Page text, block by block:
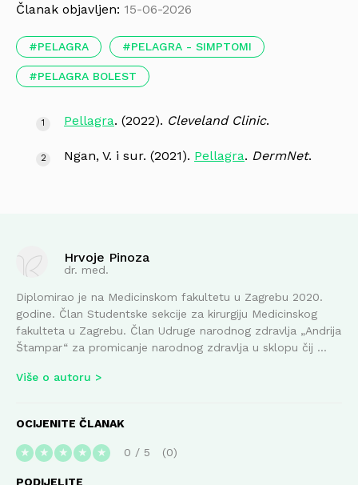
Članak objavljen: 15-06-2026
PELAGRA PELAGRA - SIMPTOMI
PELAGRA BOLEST
Pellagra. (2022). Cleveland Clinic.
Ngan, V. i sur. (2021). Pellagra. DermNet.
Hrvoje Pinoza
dr. med.
Diplomirao je na Medicinskom fakultetu u Zagrebu 2020.
godine. Član Studentske sekcije za kirurgiju Medicinskog
fakulteta u Zagrebu. Član Udruge narodnog zdravlja „Andrija
Štampar“ za promicanje narodnog zdravlja u sklopu čij ...
Više o autoru
OCIJENITE ČLANAK
★ ★ ★ ★ ★ 0 / 5 0
PODIJELITE